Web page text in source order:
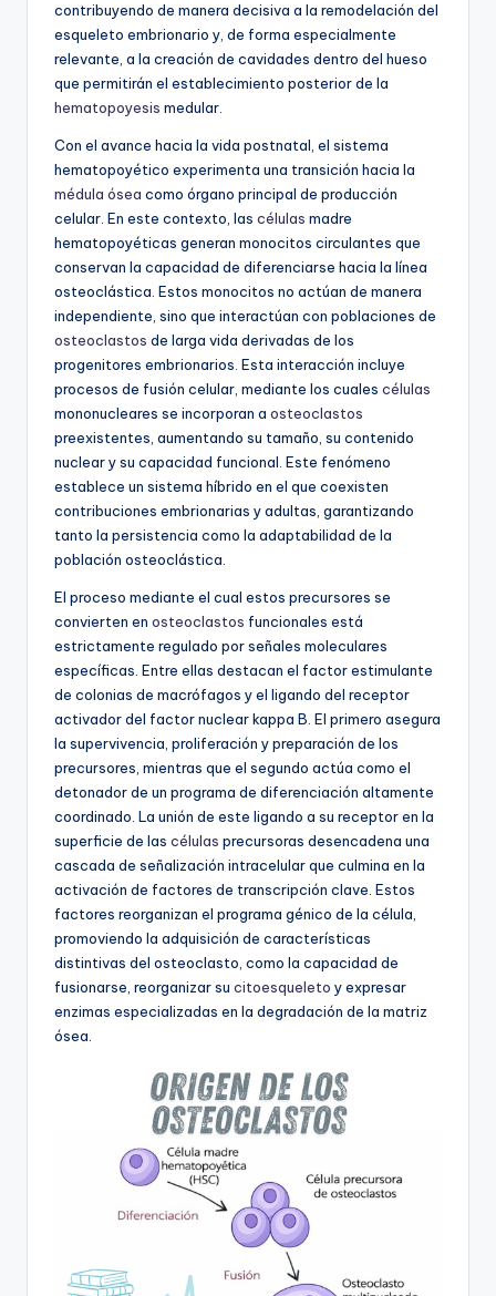
contribuyendo de manera decisiva a la remodelación del
esqueleto embrionario y, de forma especialmente
relevante, a la creación de cavidades dentro del hueso
que permitirán el establecimiento posterior de la
hematopoyesis medular.
Con el avance hacia la vida postnatal, el sistema
hematopoyético experimenta una transición hacia la
médula ósea como órgano principal de producción
celular. En este contexto, las células madre
hematopoyéticas generan monocitos circulantes que
conservan la capacidad de diferenciarse hacia la línea
osteoclástica. Estos monocitos no actúan de manera
independiente, sino que interactúan con poblaciones de
osteoclastos de larga vida derivadas de los
progenitores embrionarios. Esta interacción incluye
procesos de fusión celular, mediante los cuales células
mononucleares se incorporan a osteoclastos
preexistentes, aumentando su tamaño, su contenido
nuclear y su capacidad funcional. Este fenómeno
establece un sistema híbrido en el que coexisten
contribuciones embrionarias y adultas, garantizando
tanto la persistencia como la adaptabilidad de la
población osteoclástica.
El proceso mediante el cual estos precursores se
convierten en osteoclastos funcionales está
estrictamente regulado por señales moleculares
específicas. Entre ellas destacan el factor estimulante
de colonias de macrófagos y el ligando del receptor
activador del factor nuclear kappa B. El primero asegura
la supervivencia, proliferación y preparación de los
precursores, mientras que el segundo actúa como el
detonador de un programa de diferenciación altamente
coordinado. La unión de este ligando a su receptor en la
superficie de las células precursoras desencadena una
cascada de señalización intracelular que culmina en la
activación de factores de transcripción clave. Estos
factores reorganizan el programa génico de la célula,
promoviendo la adquisición de características
distintivas del osteoclasto, como la capacidad de
fusionarse, reorganizar su citoesqueleto y expresar
enzimas especializadas en la degradación de la matriz
ósea.